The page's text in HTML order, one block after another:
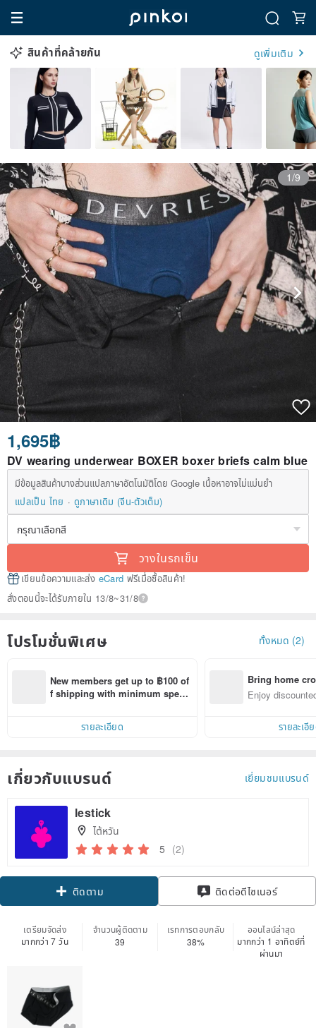
สินค้าที่คล้ายกัน ดูเพิ่มเติม
1/9
1,695฿
DV wearing underwear BOXER boxer briefs calm blue
มีข้อมูลสินค้าบางส่วนแปลภาษาอัตโนมัติโดย Google เนื้อหาอาจไม่แม่นยำ
แปลเป็น ไทย
ดูภาษาเดิม (จีน-ตัวเต็ม)
วางในรถเข็น
เขียนข้อความและส่ง eCard ฟรีเมื่อซื้อสินค้า!
สั่งตอนนี้จะได้รับภายใน 13/8~31/8
โปรโมชั่นพิเศษ ทั้งหมด (2)
New members get up to ฿100 of
f shipping with minimum spen
รายละเอียด
Bring home
n with ease
Enjoy
รายละเอี
เกี่ยวกับแบรนด์ เยี่ยมชมแบรนด์
lestick
ไต้หวัน
5 (2)
ติดตาม ติดต่อดีไซเนอร์
เตรียมจัดส่ง
มากกว่า 7 วัน
จำนวนผู้ติดตาม
39
เรทการตอบกลับ
38%
ออนไลน์ล่าสุด
มากกว่า 1 อาทิตย์ที่
ผ่านมา